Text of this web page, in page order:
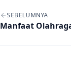
Navigasi
SEBELUMNYA
Manfaat